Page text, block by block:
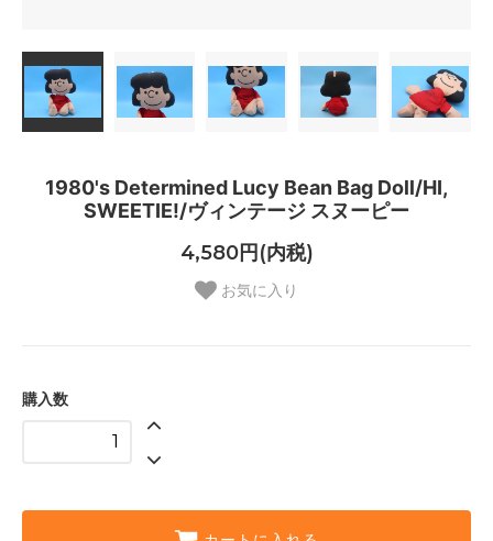
1980's Determined Lucy Bean Bag Doll/HI,
SWEETIE!/ヴィンテージ スヌーピー
4,580円(内税)
お気に入り
購入数